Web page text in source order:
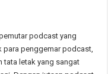
podcast yang
penggemar podcast,
tata letak yang sangat